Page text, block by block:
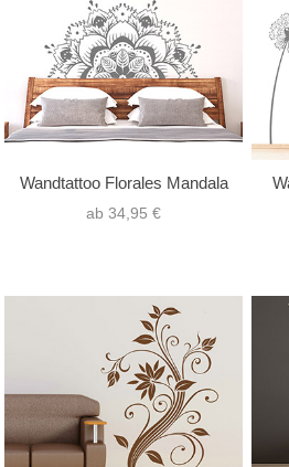
Wandtattoo Florales Mandala
ab 34,95 €